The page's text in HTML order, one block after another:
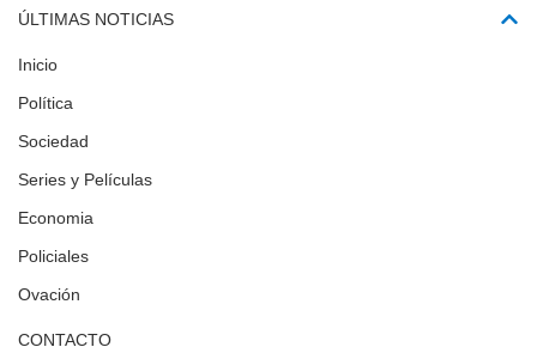
ÚLTIMAS NOTICIAS
Inicio
Política
Sociedad
Series y Películas
Economia
Policiales
Ovación
CONTACTO